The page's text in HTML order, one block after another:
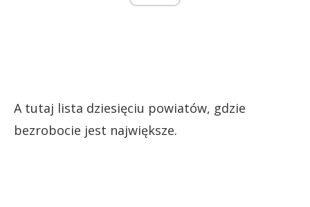
A tutaj lista dziesięciu powiatów, gdzie
bezrobocie jest największe.